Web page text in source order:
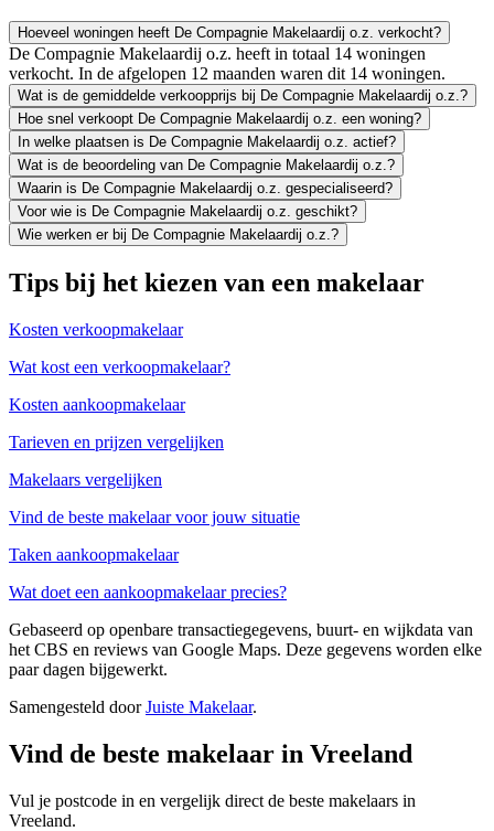
Hoeveel woningen heeft De Compagnie Makelaardij o.z. verkocht?
De Compagnie Makelaardij o.z. heeft in totaal 14 woningen
verkocht. In de afgelopen 12 maanden waren dit 14 woningen.
Wat is de gemiddelde verkoopprijs bij De Compagnie Makelaardij o.z.?
Hoe snel verkoopt De Compagnie Makelaardij o.z. een woning?
In welke plaatsen is De Compagnie Makelaardij o.z. actief?
Wat is de beoordeling van De Compagnie Makelaardij o.z.?
Waarin is De Compagnie Makelaardij o.z. gespecialiseerd?
Voor wie is De Compagnie Makelaardij o.z. geschikt?
Wie werken er bij De Compagnie Makelaardij o.z.?
Tips bij het kiezen van een makelaar
Kosten verkoopmakelaar
Wat kost een verkoopmakelaar?
Kosten aankoopmakelaar
Tarieven en prijzen vergelijken
Makelaars vergelijken
Vind de beste makelaar voor jouw situatie
Taken aankoopmakelaar
Wat doet een aankoopmakelaar precies?
Gebaseerd op openbare transactiegegevens, buurt- en wijkdata van
het CBS en reviews van Google Maps. Deze gegevens worden elke
paar dagen bijgewerkt.
Samengesteld doorJuiste Makelaar.
Vind de beste makelaar in Vreeland
Vul je postcode in en vergelijk direct de beste makelaars in
Vreeland.